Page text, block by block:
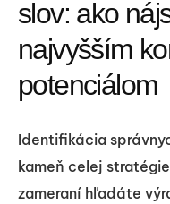
slov: ako
najvyšším
potenciálom
Identifikácia
kameň celej
zameraní hľadáte